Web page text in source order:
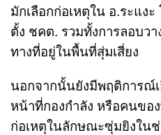
มักเลือกก่อเหตุใน อ.ระแง
ตั้ง ชคต. รวมทั้งการลอบวา
ทางที่อยู่ในพื้นที่สุ่มเสี่ยง
นอกจากนั้นยังมีพฤติการณ์เ
หน้าที่กองกำลัง หรือคนขอ
ก่อเหตุในลักษณะซุ่มยิงใน